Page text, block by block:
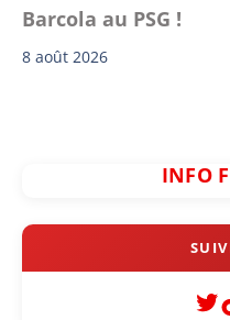
Barcola au PSG !
8 août 2026
INFO